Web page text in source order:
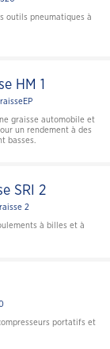
outils pneumatiques à
HM 1
graisse automobile et
un rendement à des
basses.
SRI 2
2
à billes et à
portatifs et